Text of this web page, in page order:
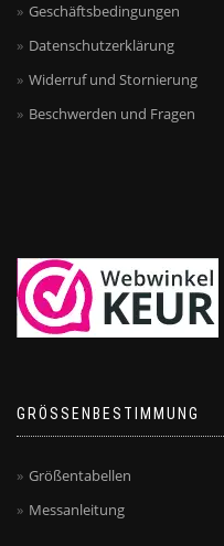
Geschäftsbedingungen
Datenschutzerklärung
Widerruf und Stornierung
Beschwerden und Fragen
GRÖSSENBESTIMMUNG
Größentabellen
Messanleitung